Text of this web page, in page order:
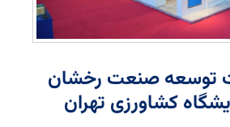
توسعه صنعت رخشان
کشاورزی تهران